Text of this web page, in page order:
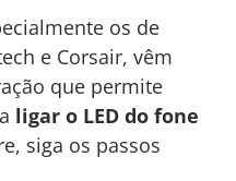
os de
e Corsair, vêm
que permite
ligar o LED do fone
siga os passos